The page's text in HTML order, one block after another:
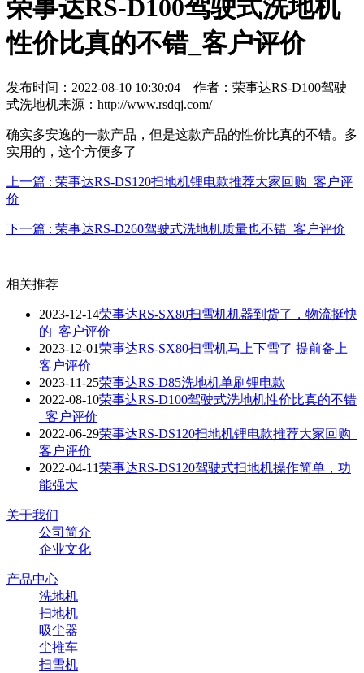
荣事达RS-D100驾驶式洗地机
性价比真的不错_客户评价
发布时间：2022-08-10 10:30:04 作者：荣事达RS-D100驾驶
式洗地机来源：http://www.rsdqj.com/
确实多安逸的一款产品，但是这款产品的性价比真的不错。多
实用的，这个方便多了
上一篇 : 荣事达RS-DS120扫地机锂电款推荐大家回购_客户评
价
下一篇 : 荣事达RS-D260驾驶式洗地机质量也不错_客户评价
相关推荐
2023-12-14荣事达RS-SX80扫雪机机器到货了，物流挺快
的_客户评价
2023-12-01荣事达RS-SX80扫雪机马上下雪了 提前备上_
客户评价
2023-11-25荣事达RS-D85洗地机单刷锂电款
2022-08-10荣事达RS-D100驾驶式洗地机性价比真的不错
_客户评价
2022-06-29荣事达RS-DS120扫地机锂电款推荐大家回购_
客户评价
2022-04-11荣事达RS-DS120驾驶式扫地机操作简单，功
能强大
关于我们
公司简介
企业文化
产品中心
洗地机
扫地机
吸尘器
尘推车
扫雪机